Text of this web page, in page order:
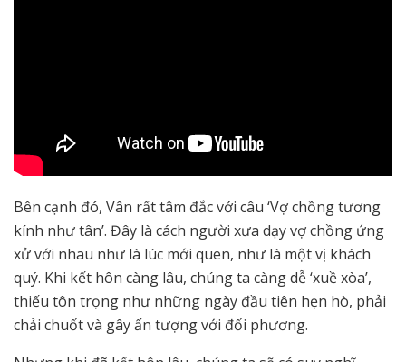
Bên cạnh đó, Vân rất tâm đắc với câu ‘Vợ chồng tương
kính như tân’. Đây là cách người xưa dạy vợ chồng ứng
xử với nhau như là lúc mới quen, như là một vị khách
quý. Khi kết hôn càng lâu, chúng ta càng dễ ‘xuề xòa’,
thiếu tôn trọng như những ngày đầu tiên hẹn hò, phải
chải chuốt và gây ấn tượng với đối phương.